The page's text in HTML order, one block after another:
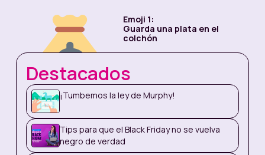
Emoji 1:
Guarda una plata en el
colchón
la movida se logra
cambiando el chip. Si
antes tenían un gasto
mensualidad colegio, ahora tendrán un ahorro
llamado “Universidad” y lo van a crear en Nequi:
bajo el colchón.
Destacados
¡Tumbemos la ley de Murphy!
Tips para que el Black Friday no se vuelva
negro de verdad